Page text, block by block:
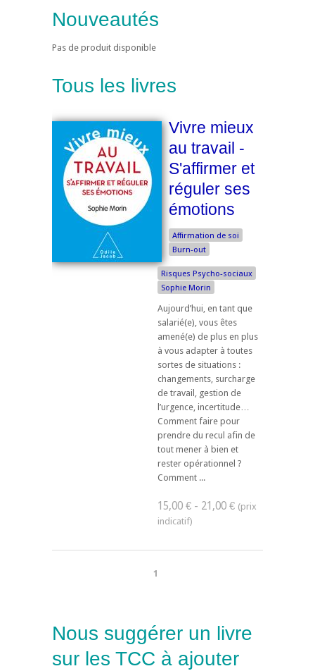
Nouveautés
Pas de produit disponible
Tous les livres
Vivre mieux
au travail -
S'affirmer et
réguler ses
émotions
Affirmation de soi
Burn-out
Risques Psycho-sociaux
Sophie Morin
Aujourd’hui, en tant que
salarié(e), vous êtes
amené(e) de plus en plus
à vous adapter à toutes
sortes de situations :
changements, surcharge
de travail, gestion de
l’urgence, incertitude…
Comment faire pour
prendre du recul afin de
tout mener à bien et
rester opérationnel ?
Comment ...
15,00 € - 21,00 €
1
Nous suggérer un livre
sur les TCC à ajouter